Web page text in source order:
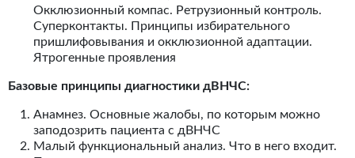
Окклюзионный компас. Ретрузионный контроль.
Суперконтакты. Принципы избирательного
пришлифовывания и окклюзионной адаптации.
Ятрогенные проявления
Базовые принципы диагностики дВНЧС:
Анамнез. Основные жалобы, по которым можно
заподозрить пациента с дВНЧС
Малый функциональный анализ. Что в него входит.